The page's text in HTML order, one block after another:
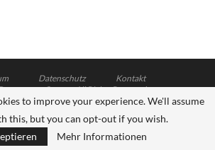
Datenschutz
Kontakt
von Cramm. All Rights Reserved.
- Designed and Developed by Hubertus Stock
ZURÜCK NACH OBEN
to improve your experience. We'll assume
this, but you can opt-out if you wish.
Mehr Informationen